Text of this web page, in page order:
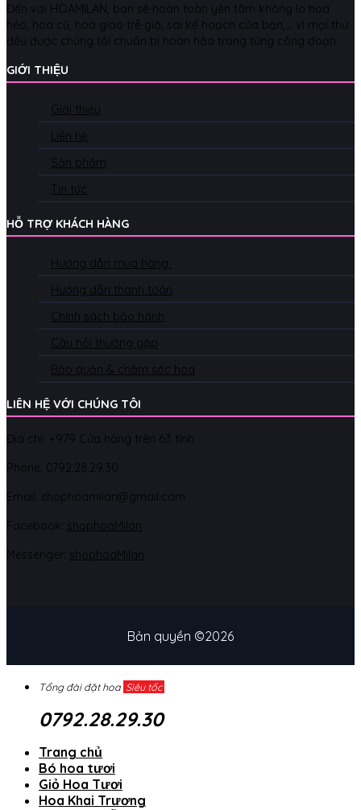
Đến với HOAMILAN, bạn sẽ hoàn toàn yên tâm không lo hoa
héo, hoa cũ, hoa giao trễ giờ, sai kế hoạch của bạn,... vì mọi thứ
đều được chúng tôi chuẩn bị hoàn hảo trong từng công đoạn.
GIỚI THIỆU
Giới thiệu
Liên hệ
Sản phẩm
Tin tức
HỖ TRỢ KHÁCH HÀNG
Hướng dẫn mua hàng
Hướng dẫn thanh toán
Chính sách bảo hành
Câu hỏi thường gặp
Bảo quản & chăm sóc hoa
LIÊN HỆ VỚI CHÚNG TÔI
Địa chỉ: +979 Cửa hàng trên 63 tỉnh
Phone: 0792.28.29.30
Email: shophoamilan@gmail.com
Facebook: shophoaMilan
Messenger: shophoaMilan
Bản quyền ©2026
Tổng đài đặt hoa Siêu tốc
0792.28.29.30
Trang chủ
Bó hoa tươi
Giỏ Hoa Tươi
Hoa Khai Trương